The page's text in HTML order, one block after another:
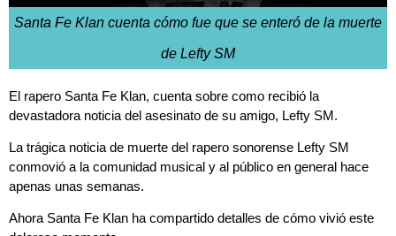
Santa Fe Klan cuenta cómo fue que se enteró de la muerte
de Lefty SM
El rapero Santa Fe Klan, cuenta sobre como recibió la
devastadora noticia del asesinato de su amigo, Lefty SM.
La trágica noticia de muerte del rapero sonorense Lefty SM
conmovió a la comunidad musical y al público en general hace
apenas unas semanas.
Ahora Santa Fe Klan ha compartido detalles de cómo vivió este